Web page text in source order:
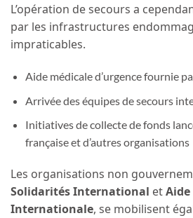
L’opération de secours a
par les infrastructures
impraticables.
Aide médicale d’urgence fournie
Arrivée des équipes de secours
Initiatives de collecte de fonds
française et d’autres organisations
Les organisations non
Solidarités International et
Internationale, se mobilisent